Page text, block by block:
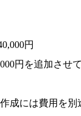
円
円を追加させ
成には費用を別